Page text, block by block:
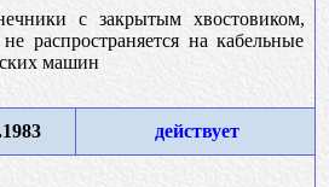
с закрытым хвостовиком,
распространяется на кабельные
машин
действует